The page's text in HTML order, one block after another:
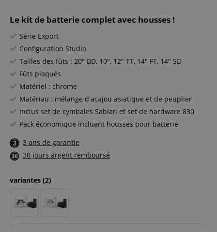
Le kit de batterie complet avec housses !
Série Export
Configuration Studio
Tailles des fûts : 20" BD, 10", 12" TT, 14" FT, 14" SD
Fûts plaqués
Matériel : chrome
Matériau : mélange d'acajou asiatique et de peuplier
Inclus set de cymbales Sabian et set de hardware 830
Pack économique incluant housses pour batterie
3 ans de garantie
30 jours argent remboursé
variantes (2)